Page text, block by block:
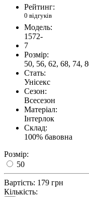
Рейтинг:
0 відгуків
Модель:
1572-
7
Розмір:
50, 56, 62, 68, 74,
Стать:
Унісекс
Сезон:
Всесезон
Матеріал:
Інтерлок
Склад:
100% бавовна
Розмір:
50
Вартість: 179 грн
Кількість: